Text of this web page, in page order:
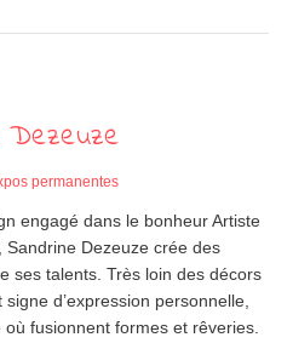
permanentes
engagé dans le bonheur Artiste
Sandrine Dezeuze crée des
ses talents. Très loin des décors
d’expression personnelle,
fusionnent formes et rêveries.